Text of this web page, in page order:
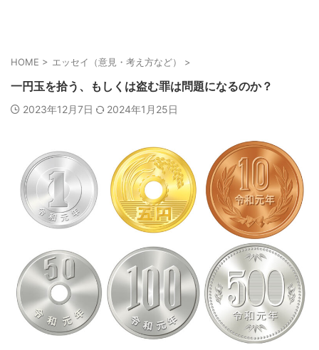
HOME > エッセイ（意見・考え方など） >
一円玉を拾う、もしくは盗む罪は問題になるのか？
2023年12月7日 2024年1月25日